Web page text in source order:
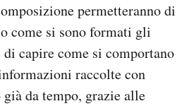
permetteranno di
come si sono formati gli
capire come si comportano
raccolte con
da tempo, grazie alle